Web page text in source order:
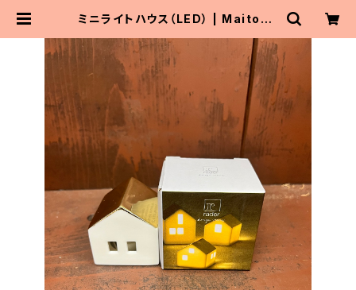
ミニライトハウス（LED） | MaitoPa